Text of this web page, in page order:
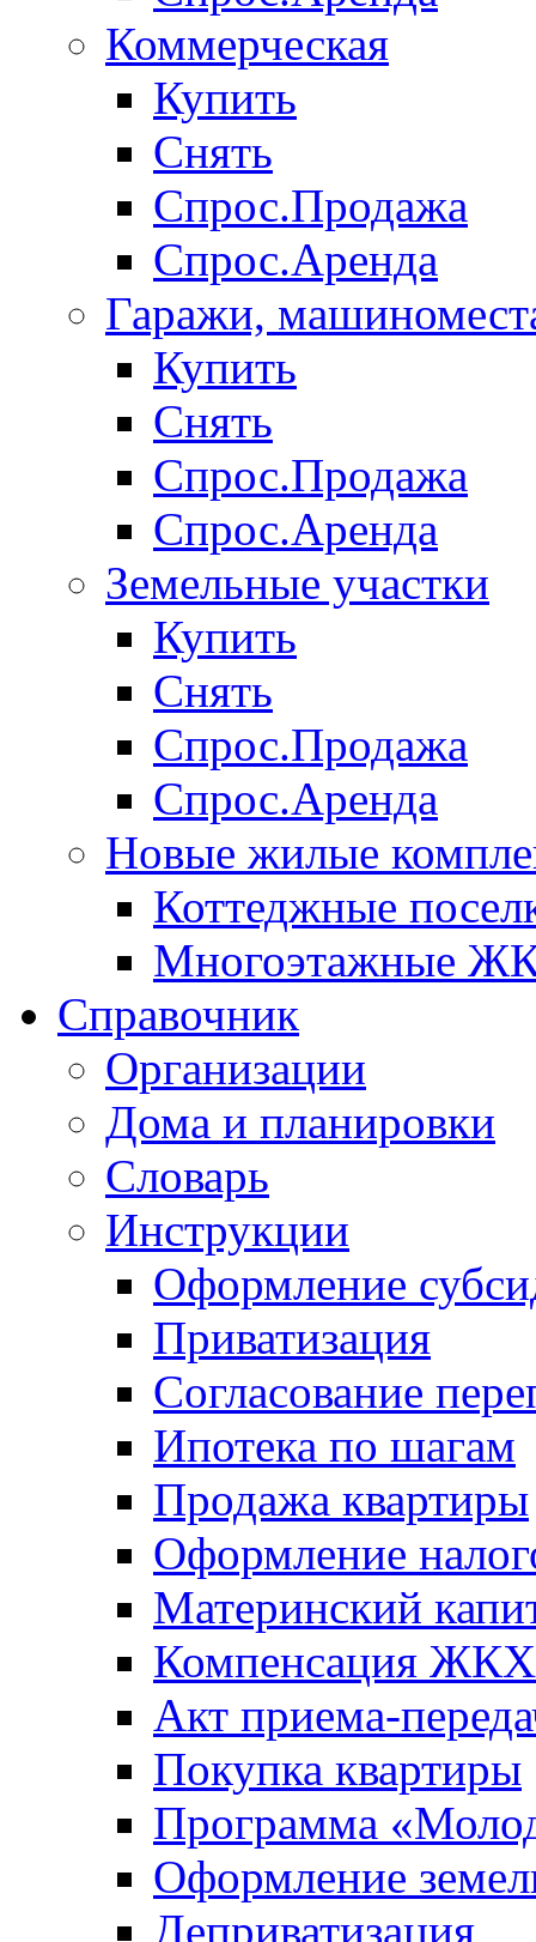
Коммерческая
Купить
Снять
Спрос.Продажа
Спрос.Аренда
Гаражи,
Купить
Снять
Спрос.Продажа
Спрос.Аренда
Земельные участки
Купить
Снять
Спрос.Продажа
Спрос.Аренда
Новые жилые
Коттеджные
Многоэтажные
Справочник
Организации
Дома и планировки
Словарь
Инструкции
Оформление
Приватизация
Согласование
Ипотека по шагам
Продажа квартиры
Оформление
Материнский
Компенсация ЖКХ
Акт приема-
Покупка квартиры
Программа
Оформление
Деприватизация